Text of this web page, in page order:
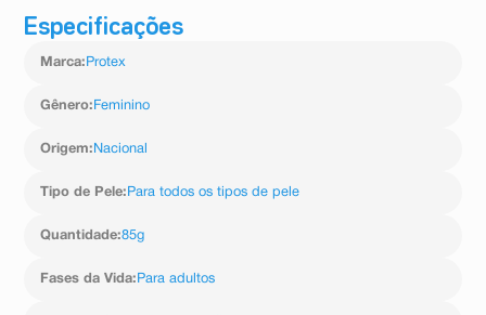
Molhar o corpo ou a região desejada, ensaboar
Especificações
Marca: Protex
Gênero: Feminino
Origem: Nacional
Tipo de Pele: Para todos os tipos de pele
Quantidade:85g
Fases da Vida: Para adultos